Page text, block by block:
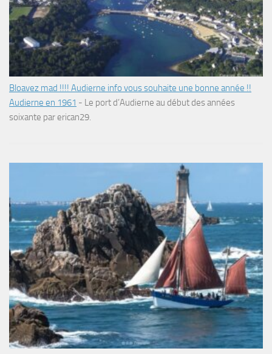
Bloavez mad !!!! Audierne info vous souhaite une bonne année !!
Audierne en 1961 - Le port d’Audierne au début des années
soixante par erican29.